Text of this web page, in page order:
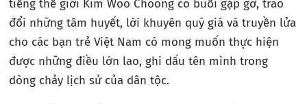
tiếng thế giới Kim Woo Choong có buổi gặp gỡ, trao
đổi những tâm huyết, lời khuyên quý giá và truyền lửa
cho các bạn trẻ Việt Nam có mong muốn thực hiện
được những điều lớn lao, ghi dấu tên mình trong
dòng chảy lịch sử của dân tộc.